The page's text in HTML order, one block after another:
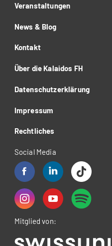
Veranstaltungen
News & Blog
Kontakt
Über die Kalaidos FH
Datenschutzerklärung
Impressum
Rechtliches
Social Media
Mitglied von: